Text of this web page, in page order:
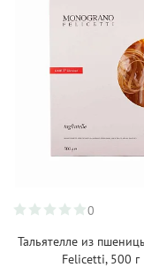
0
Тальятелле из
Felicetti, 500 г